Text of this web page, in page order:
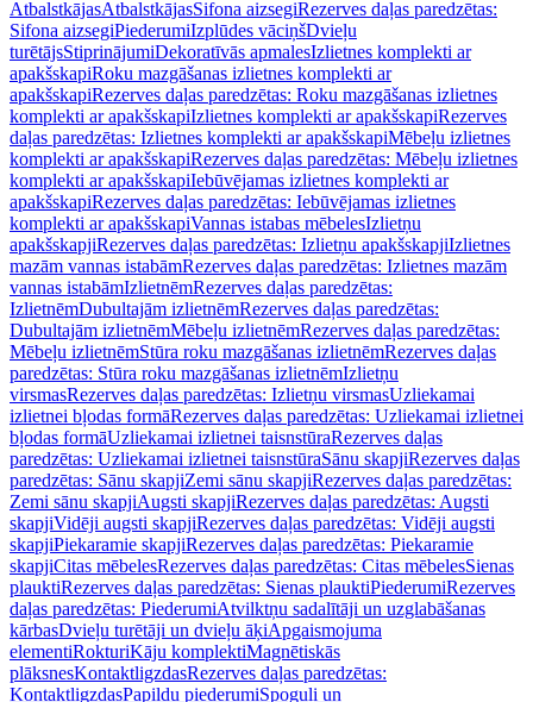
AtbalstkājasAtbalstkājasSifona aizsegiRezerves daļas paredzētas:
Sifona aizsegiPiederumiIzplūdes vāciņšDvieļu
turētājsStiprinājumiDekoratīvās apmalesIzlietnes komplekti ar
apakšskapiRoku mazgāšanas izlietnes komplekti ar
apakšskapiRezerves daļas paredzētas: Roku mazgāšanas izlietnes
komplekti ar apakšskapiIzlietnes komplekti ar apakšskapiRezerves
daļas paredzētas: Izlietnes komplekti ar apakšskapiMēbeļu izlietnes
komplekti ar apakšskapiRezerves daļas paredzētas: Mēbeļu izlietnes
komplekti ar apakšskapiIebūvējamas izlietnes komplekti ar
apakšskapiRezerves daļas paredzētas: Iebūvējamas izlietnes
komplekti ar apakšskapiVannas istabas mēbelesIzlietņu
apakšskapjiRezerves daļas paredzētas: Izlietņu apakšskapjiIzlietnes
mazām vannas istabāmRezerves daļas paredzētas: Izlietnes mazām
vannas istabāmIzlietnēmRezerves daļas paredzētas:
IzlietnēmDubultajām izlietnēmRezerves daļas paredzētas:
Dubultajām izlietnēmMēbeļu izlietnēmRezerves daļas paredzētas:
Mēbeļu izlietnēmStūra roku mazgāšanas izlietnēmRezerves daļas
paredzētas: Stūra roku mazgāšanas izlietnēmIzlietņu
virsmasRezerves daļas paredzētas: Izlietņu virsmasUzliekamai
izlietnei bļodas formāRezerves daļas paredzētas: Uzliekamai izlietnei
bļodas formāUzliekamai izlietnei taisnstūraRezerves daļas
paredzētas: Uzliekamai izlietnei taisnstūraSānu skapjiRezerves daļas
paredzētas: Sānu skapjiZemi sānu skapjiRezerves daļas paredzētas:
Zemi sānu skapjiAugsti skapjiRezerves daļas paredzētas: Augsti
skapjiVidēji augsti skapjiRezerves daļas paredzētas: Vidēji augsti
skapjiPiekaramie skapjiRezerves daļas paredzētas: Piekaramie
skapjiCitas mēbelesRezerves daļas paredzētas: Citas mēbelesSienas
plauktiRezerves daļas paredzētas: Sienas plauktiPiederumiRezerves
daļas paredzētas: PiederumiAtvilktņu sadalītāji un uzglabāšanas
kārbasDvieļu turētāji un dvieļu āķiApgaismojuma
elementiRokturiKāju komplektiMagnētiskās
plāksnesKontaktligzdasRezerves daļas paredzētas:
KontaktligzdasPapildu piederumiSpoguļi un